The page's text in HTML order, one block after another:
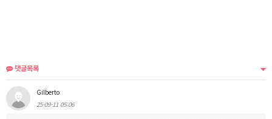
댓글목록
Gilberto
25-09-11 05:06